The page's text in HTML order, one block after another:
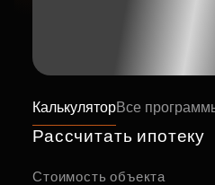
КалькуляторВсе
Рассчитать ипотеку
Стоимость объекта